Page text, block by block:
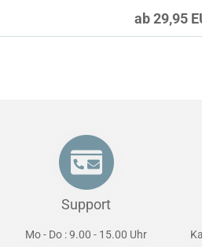
ab 29,95
Support
Mo - Do : 9.00 - 15.00 Uhr